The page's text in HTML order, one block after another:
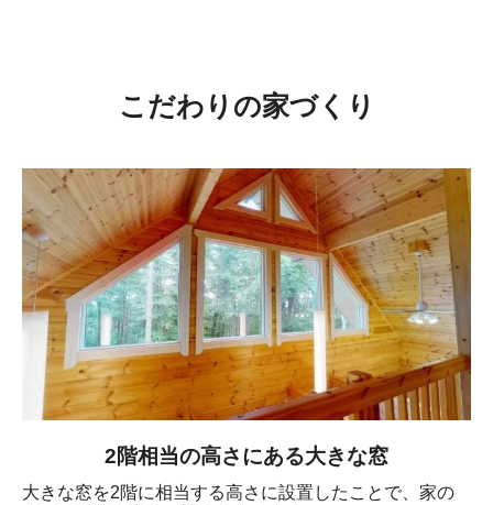
こだわりの家づくり
2階相当の高さにある大きな窓
大きな窓を2階に相当する高さに設置したことで、家の